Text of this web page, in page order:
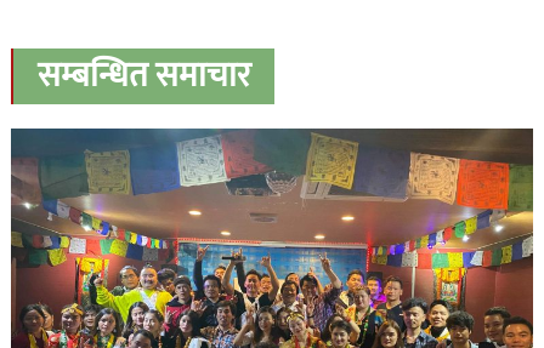
सम्बन्धित समाचार